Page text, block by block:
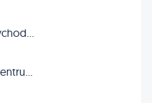
Poliwet. Specjalistyczna przychodnia dla zwierząt, RTG, USG, EKG
VetHouse Specjalistyczne Centrum Weterynaryjne